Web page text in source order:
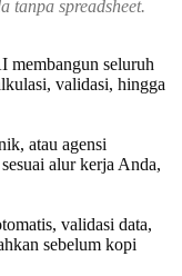
tanpa spreadsheet.
membangun seluruh
validasi, hingga
atau agensi
alur kerja Anda,
validasi data,
sebelum kopi